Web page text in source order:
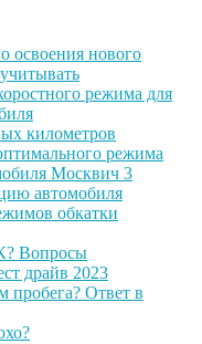
освоения нового
режима для
километров
режима
Москвич 3
автомобиля
обкатки
Вопросы
драйв 2023
Ответ в